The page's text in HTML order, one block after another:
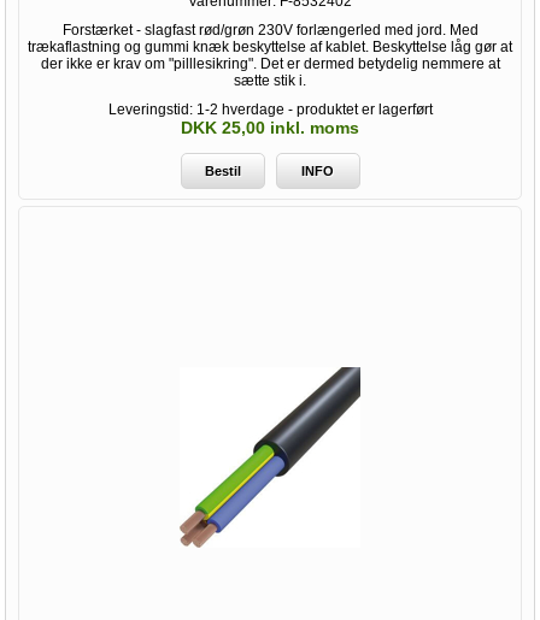
Forstærket - slagfast rød/grøn 230V forlængerled med jord. Med
trækaflastning og gummi knæk beskyttelse af kablet. Beskyttelse låg gør at
der ikke er krav om "pilllesikring". Det er dermed betydelig nemmere at
sætte stik i.
Leveringstid: 1-2 hverdage - produktet er lagerført
DKK 25,00 inkl. moms
Bestil INFO